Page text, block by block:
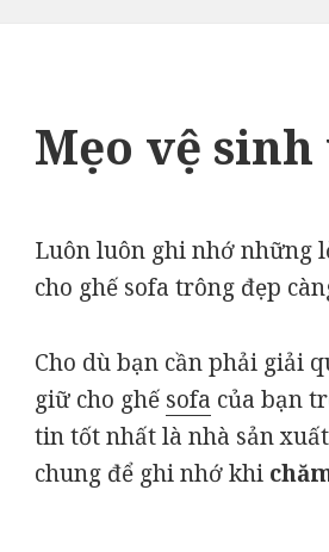
Mẹo vệ sinh
Luôn luôn ghi nhớ những
cho ghế sofa trông đẹp
Cho dù bạn cần phải giải
giữ cho ghế sofa của bạn
tin tốt nhất là nhà sản
chung để ghi nhớ khi